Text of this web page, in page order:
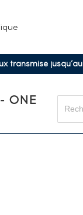
transmise
ONE